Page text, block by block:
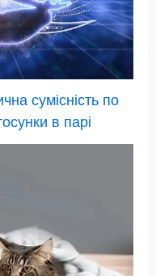
сумісність по
в парі